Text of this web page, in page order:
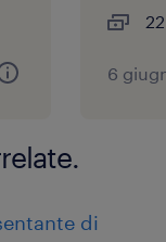
6
di